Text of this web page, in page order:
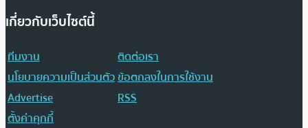
เกี่ยวกับเว็บไซต์นี้
ทีมงาน
ติดต่อเรา
นโยบายความเป็นส่วนตัวข้อตกลงในการใช้งาน
Advertise
RSS
ตั้งค่าคุกกี้